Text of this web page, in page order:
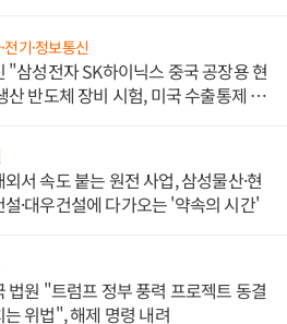
전기·정보통신
"삼성전자 SK하이닉스 중국 공장용 현
산 반도체 장비 시험, 미국 수출통제 대
서 속도 붙는 원전 사업, 삼성물산·현
설·대우건설에 다가오는 '약속의 시간'
법원 "트럼프 정부 풍력 프로젝트 동결
위법", 해제 명령 내려